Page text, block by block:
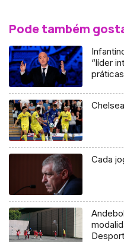
Pode também
“líder
Cada